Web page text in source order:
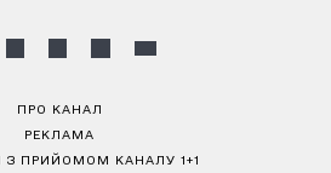
ПРО КАНАЛ
РЕКЛАМА
З ПРИЙОМОМ КАНАЛУ 1+1